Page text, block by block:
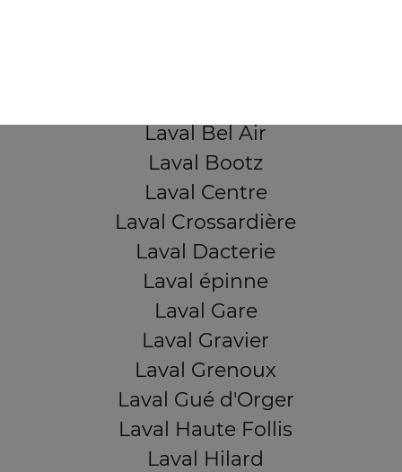
Laval Bel Air
Laval Bootz
Laval Centre
Laval Crossardière
Laval Dacterie
Laval épinne
Laval Gare
Laval Gravier
Laval Grenoux
Laval Gué d'Orger
Laval Haute Follis
Laval Hilard